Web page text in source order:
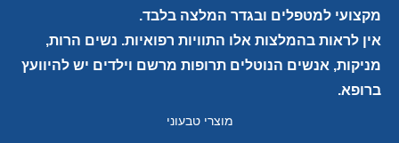
מקצועי למטפלים ובגדר המלצה בלבד.
אין לראות בהמלצות אלו התוויות רפואיות. נשים הרות,
מניקות, אנשים הנוטלים תרופות מרשם וילדים יש להיוועץ
ברופא.
מוצרי טבעוני